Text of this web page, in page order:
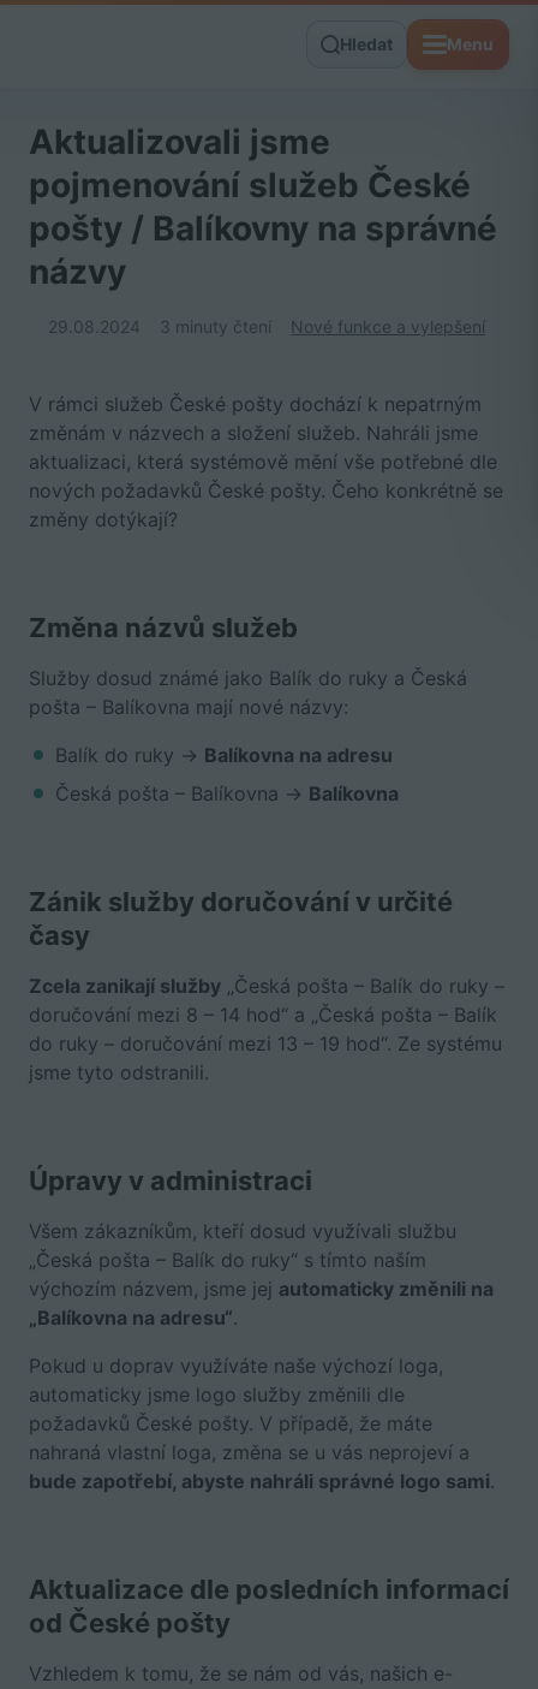
Hledat Menu
Aktualizovali jsme
pojmenování služeb České
pošty / Balíkovny na správné
názvy
29.08.2024 3 minuty čtení Nové funkce a vylepšení
V rámci služeb České pošty dochází k nepatrným
změnám v názvech a složení služeb. Nahráli jsme
aktualizaci, která systémově mění vše potřebné dle
nových požadavků České pošty. Čeho konkrétně se
změny dotýkají?
Změna názvů služeb
Služby dosud známé jako Balík do ruky a Česká
pošta – Balíkovna mají nové názvy:
Balík do ruky → Balíkovna na adresu
Česká pošta – Balíkovna → Balíkovna
Zánik služby doručování v určité
časy
Zcela zanikají služby „Česká pošta – Balík do ruky –
doručování mezi 8 – 14 hod“ a „Česká pošta – Balík
do ruky – doručování mezi 13 – 19 hod“. Ze systému
jsme tyto odstranili.
Úpravy v administraci
Všem zákazníkům, kteří dosud využívali službu
„Česká pošta – Balík do ruky“ s tímto naším
výchozím názvem, jsme jej automaticky změnili na
„Balíkovna na adresu“.
Pokud u doprav využíváte naše výchozí loga,
automaticky jsme logo služby změnili dle
požadavků České pošty. V případě, že máte
nahraná vlastní loga, změna se u vás neprojeví a
bude zapotřebí, abyste nahráli správné logo sami.
Aktualizace dle posledních informací
od České pošty
Vzhledem k tomu, že se nám od vás, našich e-